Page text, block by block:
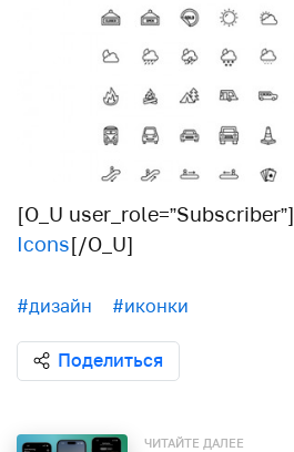
[O_U user_role=”Subscriber”]
Icons[/O_U]
#дизайн #иконки
Поделиться
ЧИТАЙТЕ ДАЛЕЕ